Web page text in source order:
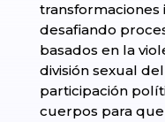
transformaciones
desafiando
basados en la
división sexual
participación
cuerpos para